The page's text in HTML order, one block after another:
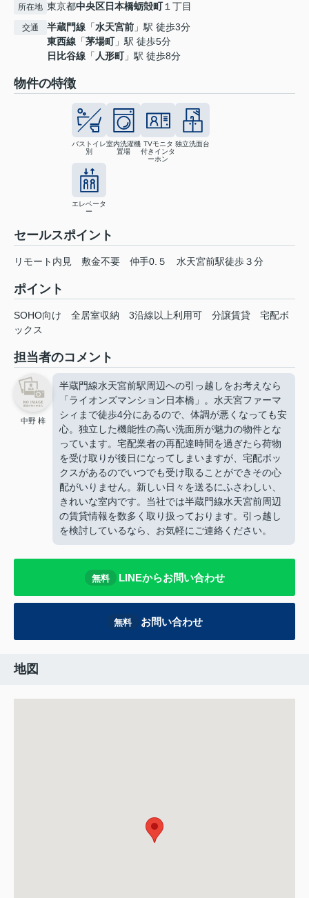
所在地 東京都中央区日本橋蛎殻町１丁目
交通 半蔵門線 「水天宮前 」駅 徒歩3分
東西線 「茅場町」駅 徒歩5分
日比谷線 「 人形町」駅 徒歩8分
物件の特徴
バストイレ
別
室内洗濯機
置場
TVモニタ
付きインタ
ーホン
独立洗面台
エレベータ
ー
セールスポイント
リモート内見 敷金不要 仲手0.５ 水天宮前駅徒歩３分
ポイント
SOHO向け 全居室収納 3沿線以上利用可 分譲賃貸
宅配ボ
ックス
担当者のコメント
中野 梓
半蔵門線水天宮前駅周辺への引っ越しをお考えなら
「ライオンズマンション日本橋」。水天宮ファーマ
シィまで徒歩4分にあるので、体調が悪くなっても安
心。独立した機能性の高い洗面所が魅力の物件とな
っています。宅配業者の再配達時間を過ぎたら荷物
を受け取りが後日になってしまいますが、宅配ボッ
クスがあるのでいつでも受け取ることができその心
配がいりません。新しい日々を送るにふさわしい、
きれいな室内です。当社では半蔵門線水天宮前周辺
の賃貸情報を数多く取り扱っております。引っ越し
を検討しているなら、お気軽にご連絡ください。
無料 LINEからお問い合わせ
無料 お問い合わせ
地図